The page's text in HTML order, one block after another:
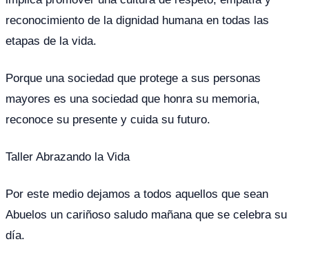
reconocimiento de la dignidad humana en todas las
etapas de la vida.
Porque una sociedad que protege a sus personas
mayores es una sociedad que honra su memoria,
reconoce su presente y cuida su futuro.
Taller Abrazando la Vida
Por este medio dejamos a todos aquellos que sean
Abuelos un cariñoso saludo mañana que se celebra su
día.